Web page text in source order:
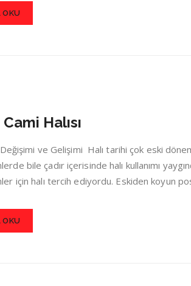
OKU
Halısı
Değişimi ve Gelişimi Halı tarihi çok eski
bile çadır içerisinde halı kullanımı
için halı tercih ediyordu. Eskiden koyun
OKU